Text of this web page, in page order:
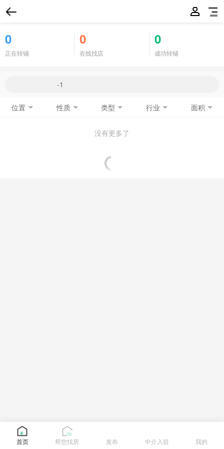
0
正在转铺
0
在线找店
0
成功转铺
位置 性质 类型 行业 面积
没有更多了
首页 帮您找房 发布 中介入驻 我的